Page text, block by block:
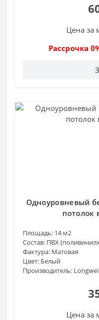
Цена за
Рассрочка
Одноуровневый
потолок
Площадь: 14 м2
Состав: ПВХ
Фактура: Матовая
Цвет: Белый
Производитель: Longwei
Цена за